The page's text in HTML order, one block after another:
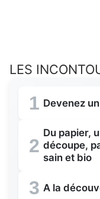
LES
1 Devenez
2
Du papier,
découpe,
sain et bio
3 A la